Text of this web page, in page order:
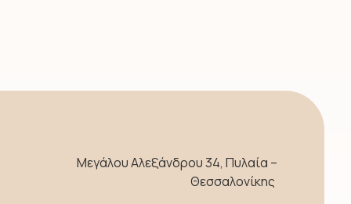
Μεγάλου Αλεξάνδρου 34, Πυλαία –
Θεσσαλονίκης